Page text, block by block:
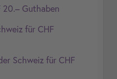
Guthaben
für CHF
Schweiz für CHF